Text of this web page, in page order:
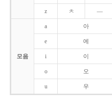
z ㅊ ―
모음
a 아
e 에
i 이
o 오
u 우